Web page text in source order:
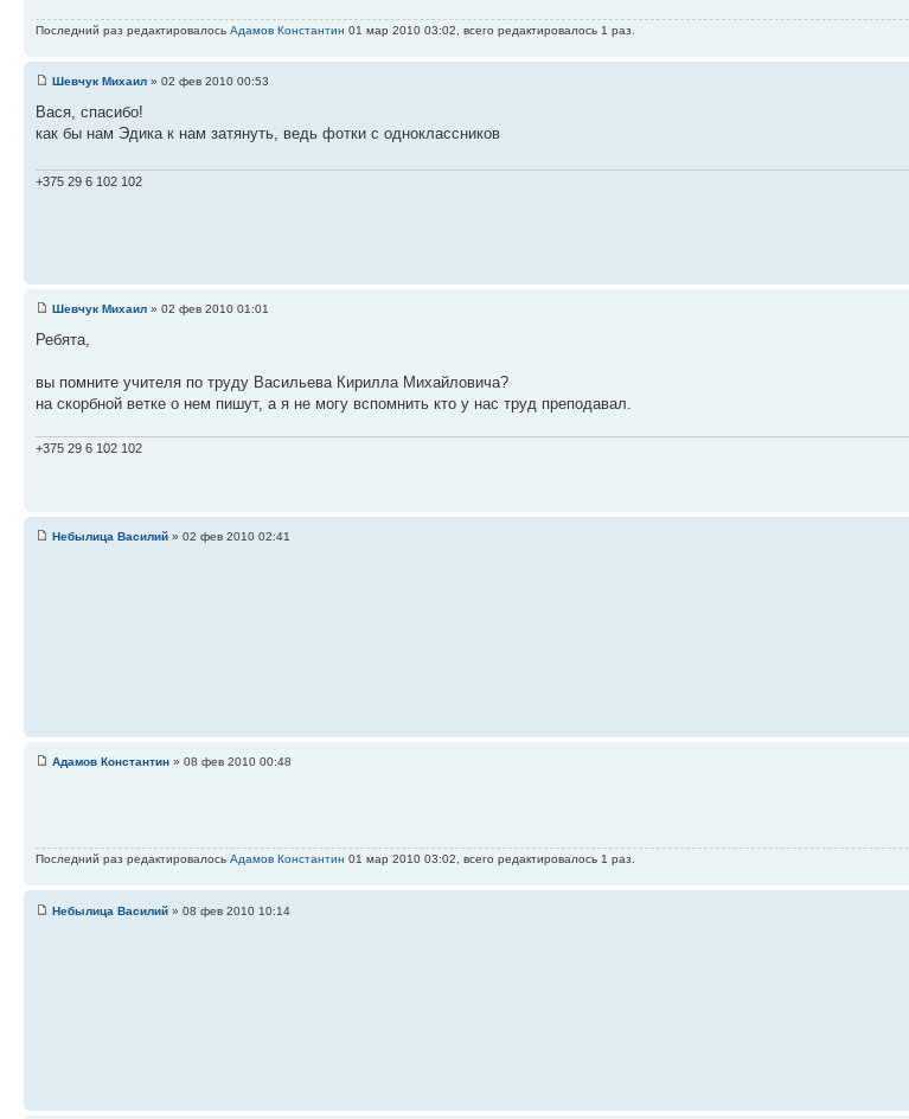
Последний раз редактировалось Адамов Константин 01 мар 2010 03:02, всего редактировалось 1 раз.
Шевчук Михаил » 02 фев 2010 00:53
Вася, спасибо!
как бы нам Эдика к нам затянуть, ведь фотки с одноклассников
+375 29 6 102 102
Шевчук Михаил » 02 фев 2010 01:01
Ребята,
вы помните учителя по труду Васильева Кирилла Михайловича?
на скорбной ветке о нем пишут, а я не могу вспомнить кто у нас труд преподавал.
+375 29 6 102 102
Небылица Василий » 02 фев 2010 02:41
Адамов Константин » 08 фев 2010 00:48
Последний раз редактировалось Адамов Константин 01 мар 2010 03:02, всего редактировалось 1 раз.
Небылица Василий » 08 фев 2010 10:14